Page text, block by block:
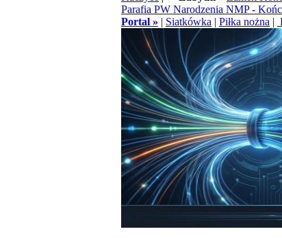
Parafia PW Narodzenia NMP -
Portal » | Siatkówka | Piłka nożna |